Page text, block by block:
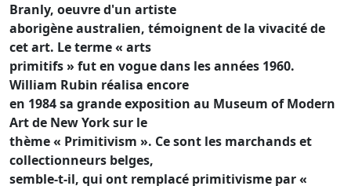
Branly, oeuvre d'un artiste
aborigène australien, témoignent de la vivacité de
cet art. Le terme « arts
primitifs » fut en vogue dans les années 1960.
William Rubin réalisa encore
en 1984 sa grande exposition au Museum of Modern
Art de New York sur le
thème « Primitivism ». Ce sont les marchands et
collectionneurs belges,
semble-t-il, qui ont remplacé primitivisme par «